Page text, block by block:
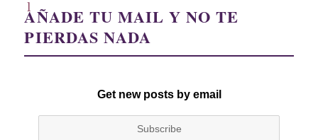
AÑADE TU MAIL Y NO TE
PIERDAS NADA
Get new posts by email